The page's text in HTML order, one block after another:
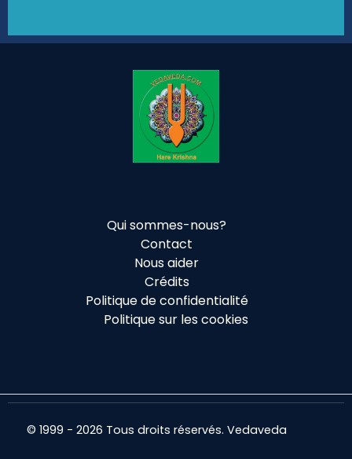
Qui sommes-nous?
Contact
Nous aider
Crédits
Politique de confidentialité
Politique sur les cookies
© 1999 - 2026 Tous droits réservés. Vedaveda